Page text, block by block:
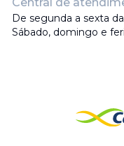
De segunda a sexta
Sábado, domingo e